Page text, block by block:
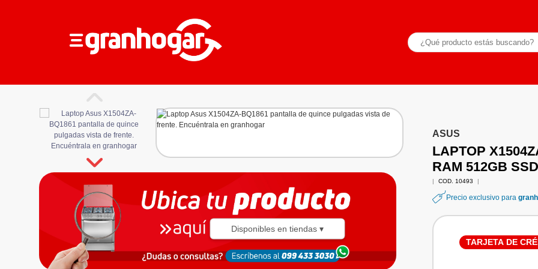
Disponibles en tiendas ▾
ASUS
LAPTOP
RAM 512GB SSD
| COD. 10493 |
Precio exclusivo para
TARJETA DE